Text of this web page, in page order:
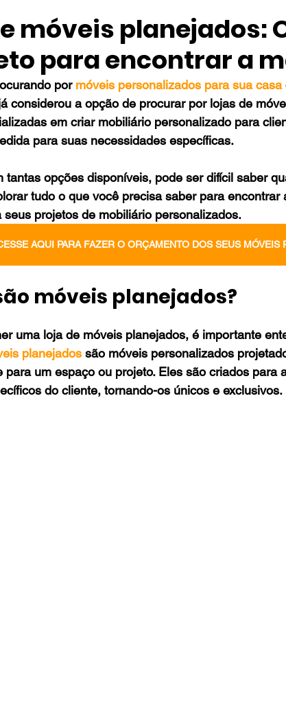
móveis planejados:
para encontrar a
por móveis personalizados para sua casa
considerou a opção de procurar por lojas de
em criar mobiliário personalizado para
para suas necessidades específicas.
tantas opções disponíveis, pode ser difícil saber
tudo o que você precisa saber para encontrar
seus projetos de mobiliário personalizados.
AQUI PARA FAZER O ORÇAMENTO DOS SEUS MÓVEIS
móveis planejados?
uma loja de móveis planejados, é importante
planejados são móveis personalizados
para um espaço ou projeto. Eles são criados para
do cliente, tornando-os únicos e exclusivos.